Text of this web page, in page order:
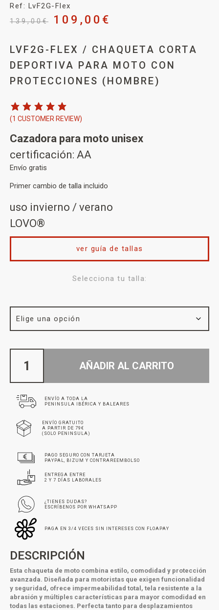
Ref: LvF2G-Flex
139,00€ 109,00 €
LVF2G-FLEX / CHAQUETA CORTA
DEPORTIVA PARA MOTO CON
PROTECCIONES (HOMBRE)
(1 CUSTOMER REVIEW)
Cazadora para moto unisex
certificación: AA
Envío gratis
Primer cambio de talla incluido
uso invierno / verano
LOVO®
Selecciona tu talla:
ver guía de tallas
AÑADIR AL CARRITO
ENVÍO A TODA LA
PENINSULA IBÉRICA Y BALEARES
ENVÍO GRATUITO
A PARTIR DE 79€
(SOLO PENINSULA)
PAGO SEGURO CON TARJETA
PAYPAL, BIZUM Y CONTRAREEMBOLSO
ENTREGA ENTRE
2 Y 7 DÍAS LABORALES
¿TIENES DUDAS?
ESCRÍBENOS POR WHATSAPP
PAGA EN 3/4 VECES SIN INTERESES CON FLOAPAY
DESCRIPCIÓN
Esta chaqueta de moto combina estilo, comodidad y protección
avanzada. Diseñada para motoristas que exigen funcionalidad
y seguridad, ofrece impermeabilidad total, tela resistente a la
abrasión y múltiples características para mayor comodidad en
todas las estaciones. Perfecta tanto para desplazamientos